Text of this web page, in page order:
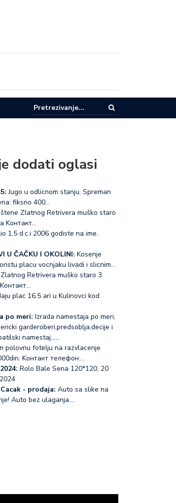
potrošnju vode u Lučanima
dodati oglasi
Jugo u odlicnom stanju. Spreman
fiksno 400…
Zlatnog Retrivera muško staro
Koнтакт…
1.5 d.c.i 2006 godiste na ime.
U ČAČKU I OKOLINI: Kosenje
placu vocnjaku livadi i slicnim…
Retrivera muško staro 3
plac 16.5 ari u Kulinovci kod
po meri: Izrada namestaja po meri,
garderoberi,predsoblja,decije i
namestaj...…
polovnu fotelju na razvlacenje
Koнтакт телефон:…
Rolo Bale Sena 120*120, 20
- prodaja: Auto sa slike na
Auto bez ulaganja.…